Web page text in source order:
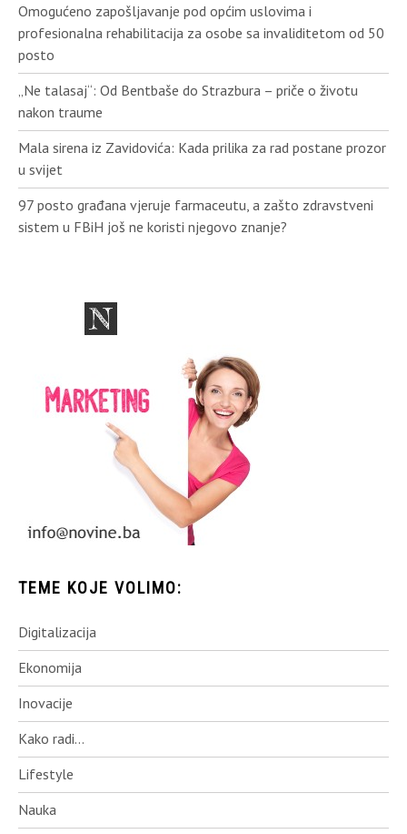
Omogućeno zapošljavanje pod općim uslovima i
profesionalna rehabilitacija za osobe sa invaliditetom od 50
posto
„Ne talasaj“: Od Bentbaše do Strazbura – priče o životu
nakon traume
Mala sirena iz Zavidovića: Kada prilika za rad postane prozor
u svijet
97 posto građana vjeruje farmaceutu, a zašto zdravstveni
sistem u FBiH još ne koristi njegovo znanje?
TEME KOJE VOLIMO:
Digitalizacija
Ekonomija
Inovacije
Kako radi…
Lifestyle
Nauka